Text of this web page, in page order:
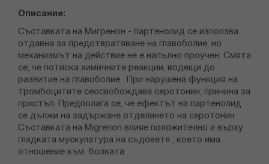
Описание:
Съставката на Мигренон - партенолид се използва
отдавна за предотвратяване на главоболие, но
механизмът на действие не е напълно проучен. Смята
се, че потиска химичните реакции, водещи до
развитие на главоболие . При нарушена функция на
тромбоцитите сеосвобождава серотонин, причина за
пристъп. Предполага се, че ефектът на партенолид
се дължи на задържане отделянето на серотонин .
Съставката на Migrenon влияе положително и върху
гладката мускулатура на съдовете , което има
отношение към болката.